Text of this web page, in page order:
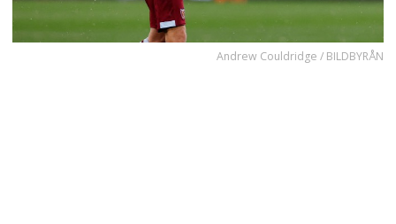
Andrew Couldridge / BILDBYRÅN